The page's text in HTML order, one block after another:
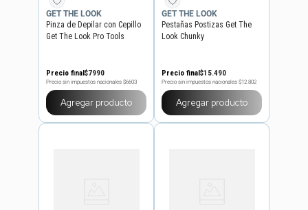
GET THE LOOK
Pinza de Depilar con Cepillo
Get The Look Pro Tools
Precio final$7990
Precio sin impuestos nacionales $6603
Agregar producto
GET THE LOOK
Pestañas Postizas Get The
Look Chunky
Precio final$15.490
Precio sin impuestos nacionales $12.802
Agregar producto